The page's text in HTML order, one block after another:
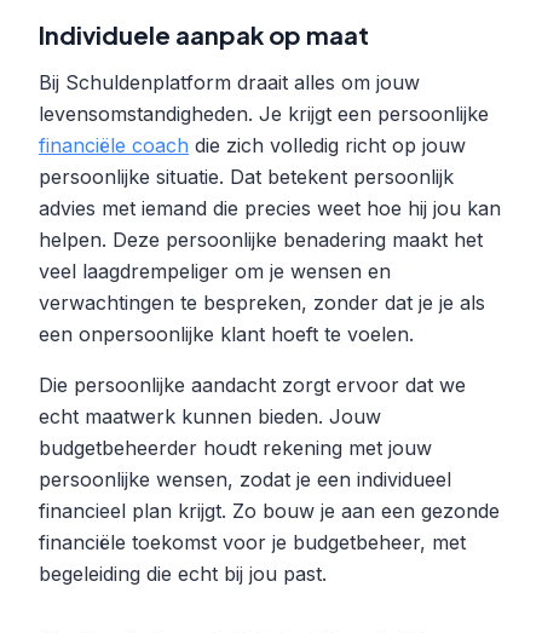
Individuele aanpak op maat
Bij Schuldenplatform draait alles om jouw
levensomstandigheden. Je krijgt een persoonlijke
financiële coach die zich volledig richt op jouw
persoonlijke situatie. Dat betekent persoonlijk
advies met iemand die precies weet hoe hij jou kan
helpen. Deze persoonlijke benadering maakt het
veel laagdrempeliger om je wensen en
verwachtingen te bespreken, zonder dat je je als
een onpersoonlijke klant hoeft te voelen.
Die persoonlijke aandacht zorgt ervoor dat we
echt maatwerk kunnen bieden. Jouw
budgetbeheerder houdt rekening met jouw
persoonlijke wensen, zodat je een individueel
financieel plan krijgt. Zo bouw je aan een gezonde
financiële toekomst voor je budgetbeheer, met
begeleiding die echt bij jou past.